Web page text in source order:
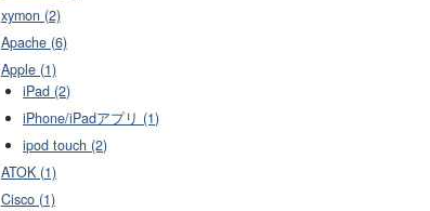
xymon (2)
Apache (6)
Apple (1)
iPad (2)
iPhone/iPadアプリ (1)
ipod touch (2)
ATOK (1)
Cisco (1)